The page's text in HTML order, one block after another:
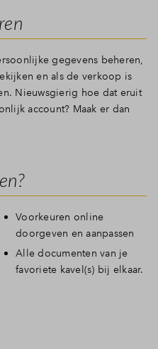
gegevens beheren,
en als de verkoop is
Nieuwsgierig hoe dat eruit
account? Maak er dan
Voorkeuren online
doorgeven en aanpassen
Alle documenten van je
favoriete kavel(s) bij elkaar.